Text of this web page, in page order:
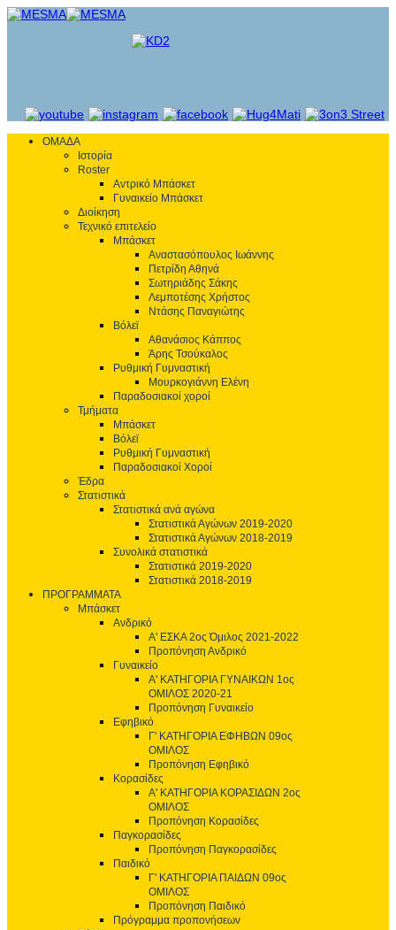
ΟΜΑΔΑ
Ιστορία
Roster
Αντρικό Μπάσκετ
Γυναικείο Μπάσκετ
Διοίκηση
Τεχνικό επιτελείο
Μπάσκετ
Αναστασόπουλος Ιωάννης
Πετρίδη Αθηνά
Σωτηριάδης Σάκης
Λεμποτέσης Χρήστος
Ντάσης Παναγιώτης
Βόλεϊ
Αθανάσιος Κάππος
Άρης Τσούκαλος
Ρυθμική Γυμναστική
Μουρκογιάννη Ελένη
Παραδοσιακοί χοροί
Τμήματα
Μπάσκετ
Βόλεϊ
Ρυθμική Γυμναστική
Παραδοσιακοί Χοροί
Έδρα
Στατιστικά
Στατιστικά ανά αγώνα
Στατιστικά Αγώνων 2019-2020
Στατιστικά Αγώνων 2018-2019
Συνολικά στατιστικά
Στατιστικά 2019-2020
Στατιστικά 2018-2019
ΠΡΟΓΡΑΜΜΑΤΑ
Μπάσκετ
Ανδρικό
Α' ΕΣΚΑ 2ος Όμιλος 2021-2022
Προπόνηση Ανδρικό
Γυναικείο
Α' ΚΑΤΗΓΟΡΙΑ ΓΥΝΑΙΚΩΝ 1ος
ΟΜΙΛΟΣ 2020-21
Προπόνηση Γυναικείο
Εφηβικό
Γ' ΚΑΤΗΓΟΡΙΑ ΕΦΗΒΩΝ 09ος
ΟΜΙΛΟΣ
Προπόνηση Εφηβικό
Κορασίδες
Α' ΚΑΤΗΓΟΡΙΑ ΚΟΡΑΣΙΔΩΝ 2ος
ΟΜΙΛΟΣ
Προπόνηση Κορασίδες
Παγκορασίδες
Προπόνηση Παγκορασίδες
Παιδικό
Γ' ΚΑΤΗΓΟΡΙΑ ΠΑΙΔΩΝ 09ος
ΟΜΙΛΟΣ
Προπόνηση Παιδικό
Πρόγραμμα προπονήσεων